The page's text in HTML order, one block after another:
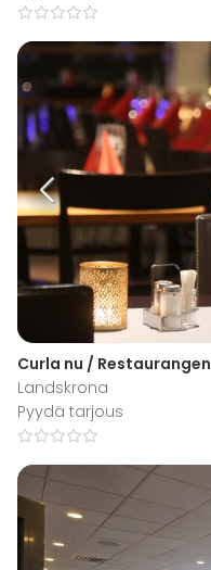
Curla nu / Restaurangen
Landskrona
Pyydä tarjous